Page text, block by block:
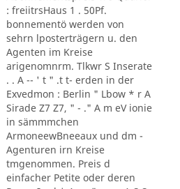
: freiitrsHaus 1 . 50Pf.
bonnementö werden von
sehrn lposterträgern u. den
Agenten im Kreise
arigenomnrm. Tlkwr S Inserate
. . A -- ' t " .t t- erden in der
Exvedmon : Berlin " Lbow * r A
Sirade Z7 Z7, " - ." A m eV ionie
in sämmmchen
ArmoneewBneeaux und dm -
Agenturen irn Kreise
tmgenommen. Preis d
einfacher Petite oder deren